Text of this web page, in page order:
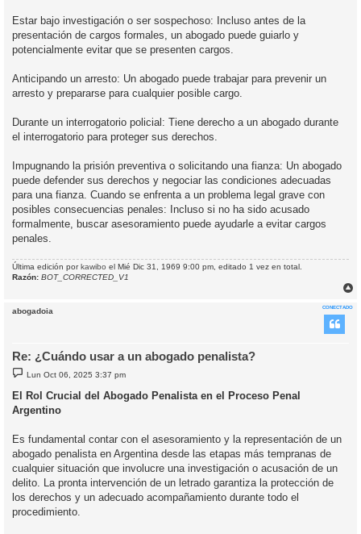
Estar bajo investigación o ser sospechoso: Incluso antes de la
presentación de cargos formales, un abogado puede guiarlo y
potencialmente evitar que se presenten cargos.
Anticipando un arresto: Un abogado puede trabajar para prevenir un
arresto y prepararse para cualquier posible cargo.
Durante un interrogatorio policial: Tiene derecho a un abogado durante
el interrogatorio para proteger sus derechos.
Impugnando la prisión preventiva o solicitando una fianza: Un abogado
puede defender sus derechos y negociar las condiciones adecuadas
para una fianza. Cuando se enfrenta a un problema legal grave con
posibles consecuencias penales: Incluso si no ha sido acusado
formalmente, buscar asesoramiento puede ayudarle a evitar cargos
penales.
Última edición porkawibo el Mié Dic 31, 1969 9:00 pm, editado 1 vez en total.
Razón: BOT_CORRECTED_V1
CONECTADO
abogadoia
Re: ¿Cuándo usar a un abogado penalista?
M
e
n
s
a
j
Lun Oct 06, 2025 3:37 pm
El Rol Crucial del Abogado Penalista en el Proceso Penal
Argentino
Es fundamental contar con el asesoramiento y la representación de un
abogado penalista en Argentina desde las etapas más tempranas de
cualquier situación que involucre una investigación o acusación de un
delito. La pronta intervención de un letrado garantiza la protección de
los derechos y un adecuado acompañamiento durante todo el
procedimiento.